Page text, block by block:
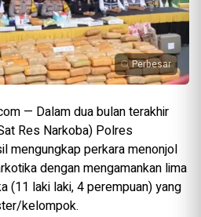
Perbesar
— Dalam dua bulan terakhir
Res Narkoba) Polres
mengungkap perkara menonjol
dengan mengamankan lima
(11 laki laki, 4 perempuan) yang
kelompok.